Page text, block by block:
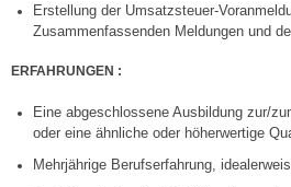
Erstellung der Umsatzsteuer-
Zusammenfassenden Meldungen und
ERFAHRUNGEN :
Eine abgeschlossene Ausbildung zur/
oder eine ähnliche oder höherwertige
Mehrjährige Berufserfahrung,